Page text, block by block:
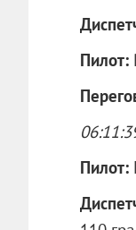
Пилот:
Пилот: